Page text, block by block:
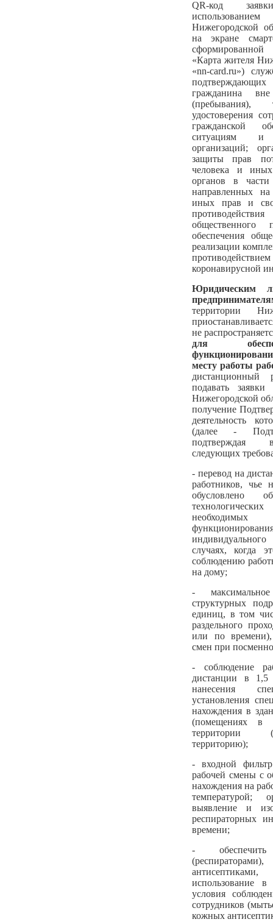
QR-код
Нижегородской
на экране
сформированной
«Карта жителя
«nn-card.ru»)
подтверждающих
гражданина
удостоверения
гражданской
ситуациям и
организаций;
защиты прав
человека и
органов в части
направленных
иных прав и
общественного
обеспечения
реализации
коронавирусной
Юридическим
территории
не
для
месту работы
дистанционный
подавать
Нижегородской
получение
деятельность
(далее -
подтверждая
следующих
- перевод на
работников, чье
обусловлено
случаях, когда
соблюдению
на дому;
-
структурных
единиц, в том
раздельного
или по времени),
смен при
- соблюдение
дистанции в
нанесения
установления
нахождения в
(помещениях в
территории
территорию);
- входной
рабочей смены с
нахождения на
температурой;
выявление и
респираторных
времени;
-
использование
условия
сотрудников
кожных